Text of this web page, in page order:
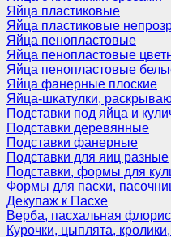
Яйца пластиковые
Яйца пластиковые
Яйца пенопластовые
Яйца пенопластовые
Яйца пенопластовые
Яйца фанерные плоские
Яйца-шкатулки,
Подставки под яйца и
Подставки деревянные
Подставки фанерные
Подставки для яиц разные
Подставки, формы для
Формы для пасхи,
Декупаж к Пасхе
Верба, пасхальная
Курочки, цыплята,